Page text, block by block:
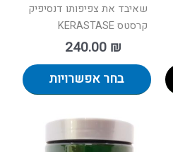
שאיבד את צפיפותו דנסיפיק
קרסטס KERASTASE
240.00 ₪
בחר אפשרויות